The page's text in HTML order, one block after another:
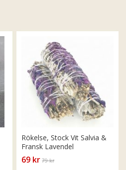
Rökelse, Stock Vit Salvia &
Fransk Lavendel
69 kr 79 kr